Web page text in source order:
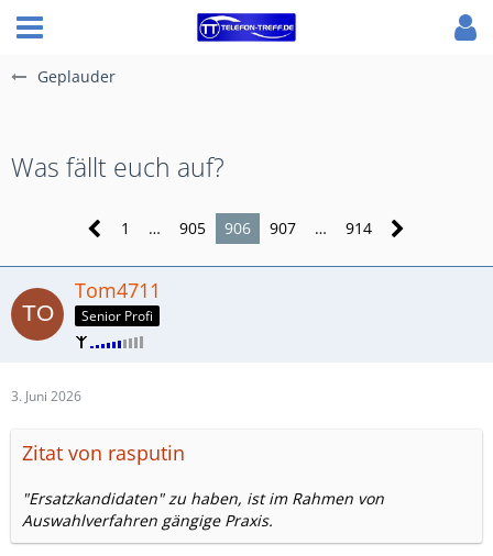
Geplauder
Was fällt euch auf?
1 … 905 906 907 … 914
Tom4711
Senior Profi
3. Juni 2026
Zitat von rasputin
"Ersatzkandidaten" zu haben, ist im Rahmen von
Auswahlverfahren gängige Praxis.